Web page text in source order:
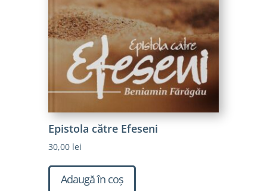
Epistola către Efeseni
30,00 lei
Adaugă în coș